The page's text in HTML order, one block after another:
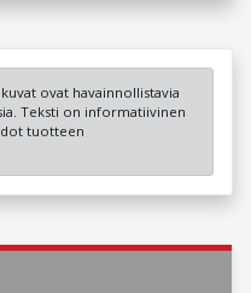
ovat havainnollistavia
Teksti on informatiivinen
tuotteen